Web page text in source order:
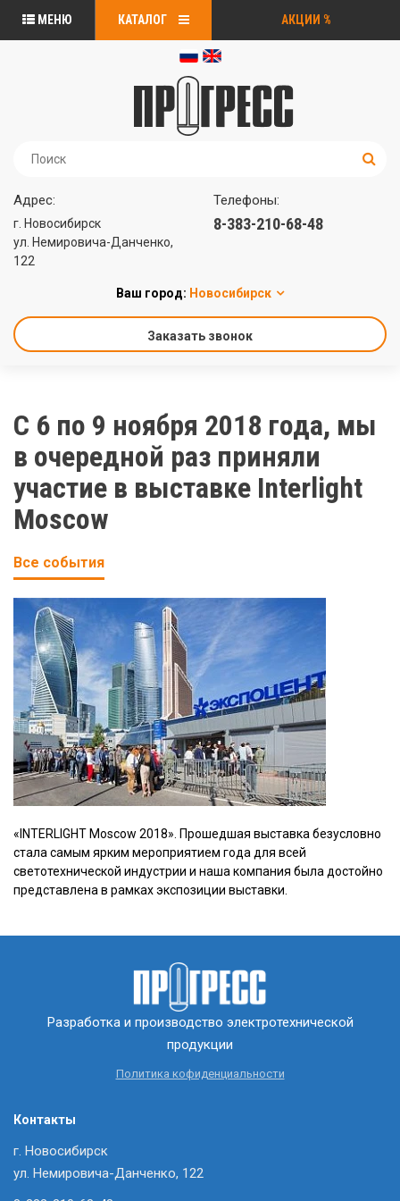
МЕНЮ КАТАЛОГ АКЦИИ %
Адрес:
г. Новосибирск
ул. Немировича-Данченко,
122
Телефоны:
8-383-210-68-48
Ваш город: Новосибирск
Заказать звонок
С 6 по 9 ноября 2018 года, мы
в очередной раз приняли
участие в выставке Interlight
Moscow
Все события
«INTERLIGHT Mosсow 2018». Прошедшая выставка безусловно
стала самым ярким мероприятием года для всей
светотехнической индустрии и наша компания была достойно
представлена в рамках экспозиции выставки.
Разработка и производство электротехнической
продукции
Политика кофиденциальности
Контакты
г. Новосибирск
ул. Немировича-Данченко, 122